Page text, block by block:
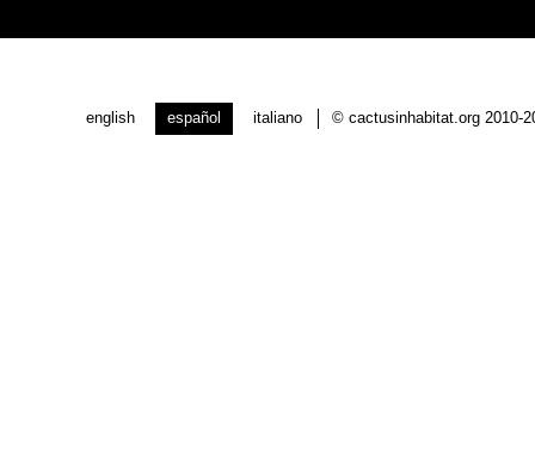
english español italiano © cactusinhabitat.org 2010-